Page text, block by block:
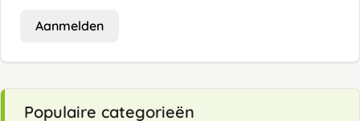
Aanmelden
Populaire categorieën